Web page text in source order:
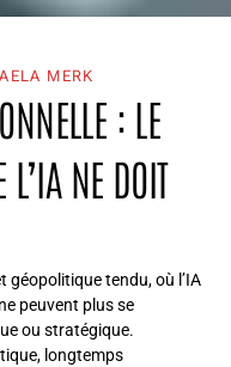
MERK
: LE
NE DOIT
géopolitique tendu, où l’IA
peuvent plus se
ou stratégique.
longtemps